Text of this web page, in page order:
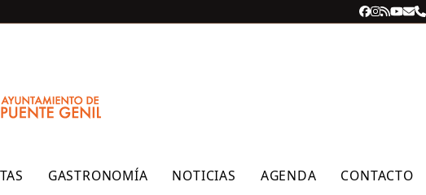
Facebook
RSS
GASTRONOMÍA NOTICIAS AGENDA CONTACTO